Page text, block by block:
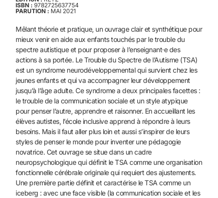
ISBN : 9782725637754
PARUTION : MAI 2021
Mêlant théorie et pratique, un ouvrage clair et synthétique pour
mieux venir en aide aux enfants touchés par le trouble du
spectreautistique et pour proposer à l’enseignant·e des
actions à sa portée. Le Trouble du Spectre de l’Autisme (TSA)
est un syndrome neurodéveloppementalqui survient chez les
jeunes enfants et qui va accompagner leur développement
jusqu’à l’âge adulte.Ce syndrome a deux principales facettes :
le trouble de la communication sociale et un style atypique
pour penser l’autre, apprendreet raisonner. En accueillant les
élèves autistes, l’école inclusive apprend à répondre à leurs
besoins. Mais il faut aller plus loin et aussi s’inspirer de leurs
styles de penser le monde pour inventer une pédagogie
novatrice. Cet ouvrage se situe dans un cadre
neuropsychologique quidéfinit le TSA comme une organisation
fonctionnelle cérébraleoriginale qui requiert des ajustements.
Une première partie définit et caractérise le TSA comme un
iceberg : avec une face visible (la communication sociale et les